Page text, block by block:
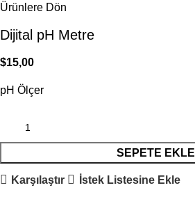
Ürünlere Dön
Dijital pH Metre
$15,00
pH Ölçer
SEPETE EKLE
Karşılaştır İstek Listesine Ekle